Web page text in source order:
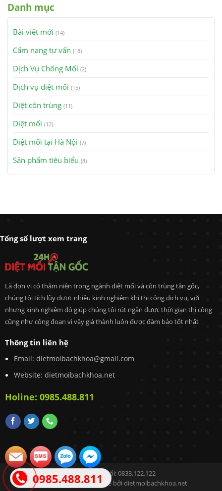
Danh mục
Bài viết mới (14)
Cẩm nang tư vấn (18)
Dịch Vụ Chống Mối (2)
Dịch vụ diệt mối (15)
Diệt côn trùng (11)
Diệt mối (12)
Diệt mối tại Hà Nội (7)
Sản phẩm tiêu biểu (8)
Tổng số lượt xem trang
Là đơn vị có thâm niên trong ngành diệt mối và côn trùng tận gốc,
chúng tôi tích lũy được nhiều kinh nghiệm khi thi công dịch vụ, với
nhưng kinh nghiệm đó giúp chúng tôi rút ngắn được thời gian thi công
cũng như công đoạn vì vậy giá thành luôn được đàm bảo tốt nhất
Thông tin liên hệ
Email: dietmoibachkhoa@gmail.com
Website: dietmoibachkhoa.net
Holine: 0985.488.811
Hotline Diệt Mối: 0833.122.122
Copyright 2021 © Thiết kế bởi dietmoibachkhoa.net
0985.488.811